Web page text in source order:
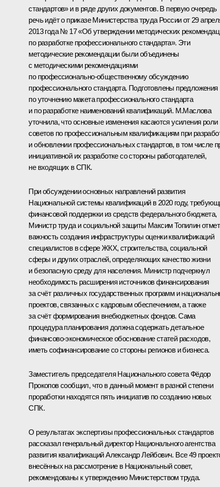
стандартов» и в ряде других документов. В первую очередь
речь идёт о приказе Министерства труда России от 29
2013 года № 17 «Об утверждении методических
по разработке профессионального стандарта». Эти
методические рекомендации были объединены
с методическими рекомендациями
по профессионально‑общественному обсуждению
профессионального стандарта. Подготовлены предложения
по уточнению макета профессионального стандарта
и по разработке наименований квалификаций. М.Маслова
уточнила, что основные изменения касаются усиления роли
советов по профессиональным квалификациям при
и обновлении профессиональных стандартов, в том числе
инициативной их разработке со стороны работодателей,
не входящих в СПК.
При обсуждении основных направлений развития
Национальной системы квалификаций в 2020 году,
финансовой поддержки из средств федерального бюджета,
Министр труда и социальной защиты Максим Топилин
важность создания инфраструктуры оценки квалификаций
специалистов в сфере ЖКХ, строительства, социальной
сферы и других отраслей, определяющих качество жизни
и безопасную среду для населения. Министр подчеркнул
необходимость расширения источников финансирования
за счёт различных государственных программ и
проектов, связанных с кадровым обеспечением, а также
за счёт формирования внебюджетных фондов. Сама
процедура планирования должна содержать детальное
финансово‑экономическое обоснование статей расходов,
иметь софинансирование со стороны регионов и бизнеса.
Заместитель председателя Национального совета Фёдор
Прокопов сообщил, что в данный момент в разной степени
проработки находятся пять инициатив по созданию новых
СПК.
О результатах экспертизы профессиональных стандартов
рассказал генеральный директор Национального агентства
развития квалификаций Александр Лейбович. Все 49
внесённых на рассмотрение в Национальный совет,
рекомендованы к утверждению Министерством труда.